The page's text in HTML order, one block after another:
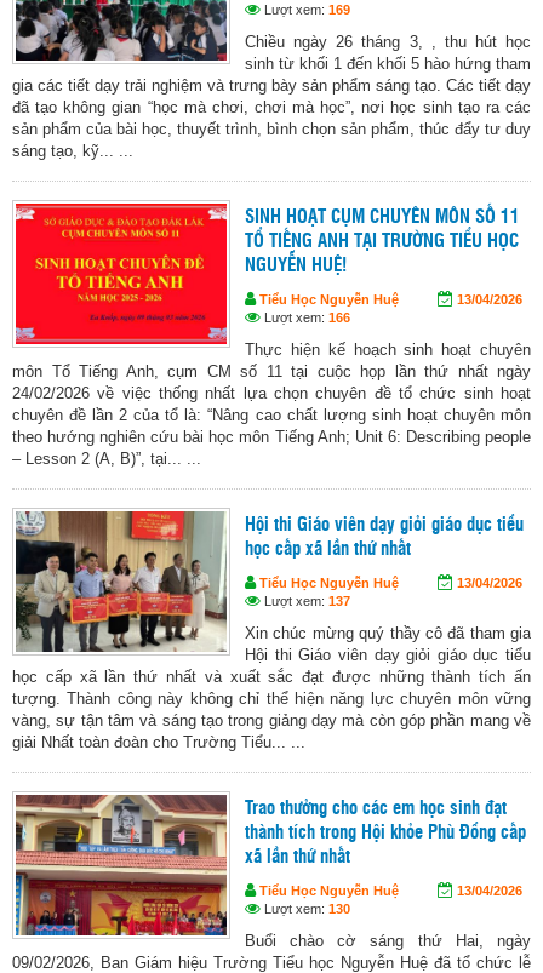
Lượt xem: 169
Chiều ngày 26 tháng 3, , thu hút học
sinh từ khối 1 đến khối 5 hào hứng tham
gia các tiết dạy trải nghiệm và trưng bày sản phẩm sáng tạo. Các tiết dạy
đã tạo không gian “học mà chơi, chơi mà học”, nơi học sinh tạo ra các
sản phẩm của bài học, thuyết trình, bình chọn sản phẩm, thúc đẩy tư duy
sáng tạo, kỹ... ...
SINH HOẠT CỤM CHUYÊN MÔN SỐ 11
TỔ TIẾNG ANH TẠI TRƯỜNG TIỂU HỌC
NGUYỄN HUỆ!
Tiểu Học Nguyễn Huệ
13/04/2026
Lượt xem: 166
Thực hiện kế hoạch sinh hoạt chuyên
môn Tổ Tiếng Anh, cụm CM số 11 tại cuộc họp lần thứ nhất ngày
24/02/2026 về việc thống nhất lựa chọn chuyên đề tổ chức sinh hoạt
chuyên đề lần 2 của tổ là: “Nâng cao chất lượng sinh hoạt chuyên môn
theo hướng nghiên cứu bài học môn Tiếng Anh; Unit 6: Describing people
– Lesson 2 (A, B)”, tại... ...
Hội thi Giáo viên dạy giỏi giáo dục tiểu
học cấp xã lần thứ nhất
Tiểu Học Nguyễn Huệ
13/04/2026
Lượt xem: 137
Xin chúc mừng quý thầy cô đã tham gia
Hội thi Giáo viên dạy giỏi giáo dục tiểu
học cấp xã lần thứ nhất và xuất sắc đạt được những thành tích ấn
tượng. Thành công này không chỉ thể hiện năng lực chuyên môn vững
vàng, sự tận tâm và sáng tạo trong giảng dạy mà còn góp phần mang về
giải Nhất toàn đoàn cho Trường Tiểu... ...
Trao thưởng cho các em học sinh đạt
thành tích trong Hội khỏe Phù Đổng cấp
xã lần thứ nhất
Tiểu Học Nguyễn Huệ
13/04/2026
Lượt xem: 130
Buổi chào cờ sáng thứ Hai, ngày
09/02/2026, Ban Giám hiệu Trường Tiểu học Nguyễn Huệ đã tổ chức lễ